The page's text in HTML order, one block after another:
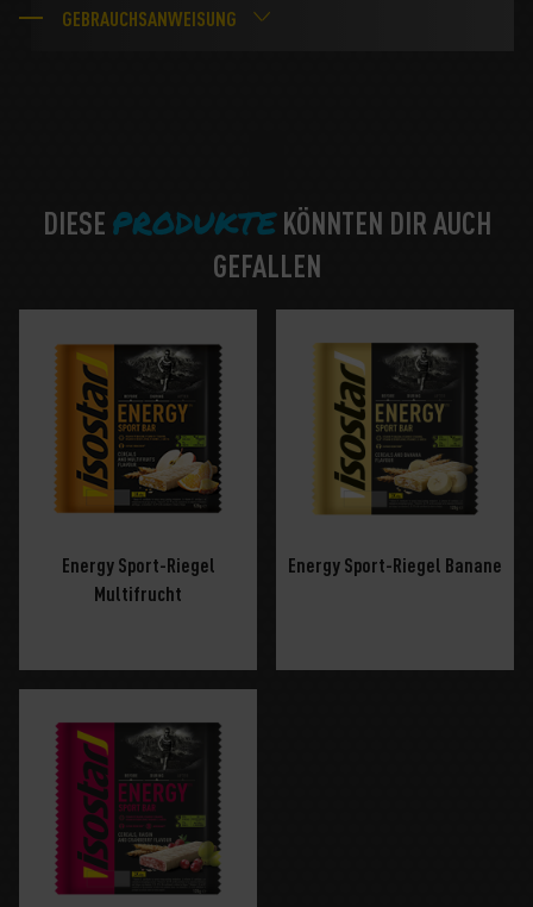
GEBRAUCHSANWEISUNG
DIESE PRODUKTEKÖNNTEN DIR AUCH
GEFALLEN
Energy Sport-Riegel
Multifrucht
Energy Sport-Riegel Banane